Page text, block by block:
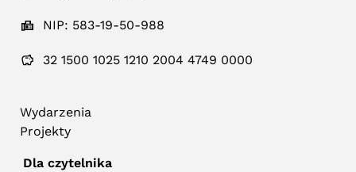
NIP: 583-19-50-988
32 1500 1025 1210 2004 4749 0000
Wydarzenia
Projekty
Dla czytelnika